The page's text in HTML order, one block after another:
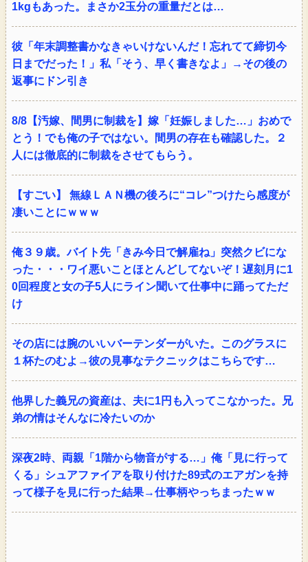
1kgもあった。まさか2玉分の重量だとは…
彼「年末調整書かなきゃいけないんだ！忘れてて締切今
日までだった！」私「そう、早く書きなよ」→その後の
返事にドン引き
8/8【汚嫁、間男に制裁を】嫁「妊娠しました…」おめで
とう！でも俺の子ではない。間男の存在も確認した。２
人には徹底的に制裁をさせてもらう。
【すごい】 無線ＬＡＮ機の後ろに“コレ”つけたら感度が
凄いことにｗｗｗ
俺３９歳。バイト先「きみ今日で解雇ね」突然クビにな
った・・・ワイ悪いことほとんどしてないぞ！遅刻月に1
0回程度と女の子5人にライン聞いて仕事中に踊ってただ
け
その店には腕のいいバーテンダーがいた。このグラスに
１杯たのむよ→彼の見事なテクニックはこちらです…
他界した義兄の資産は、夫に1円も入ってこなかった。兄
弟の情はそんなに冷たいのか
深夜2時、両親「1階から物音がする…」俺「見に行って
くる」シュアファイアを取り付けた89式のエアガンを持
って様子を見に行った結果→仕事柄やっちまったｗｗ